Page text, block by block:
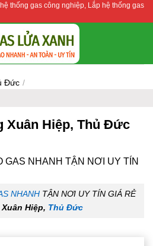
thống gas công nghiệp, Lắp hệ thống gas
Đức /
Hiệp, Thủ Đức
NHANHTẬN NƠI UY TÍN GIÁ RẺ
Hiệp, Thủ Đức